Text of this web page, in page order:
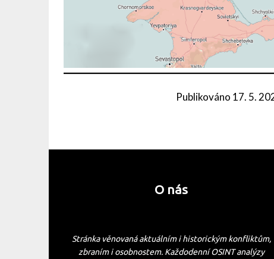
Publikováno 17. 5.
O nás
Stránka věnovaná aktuálním i historickým konfliktům,
zbraním i osobnostem. Každodenní OSINT analýzy